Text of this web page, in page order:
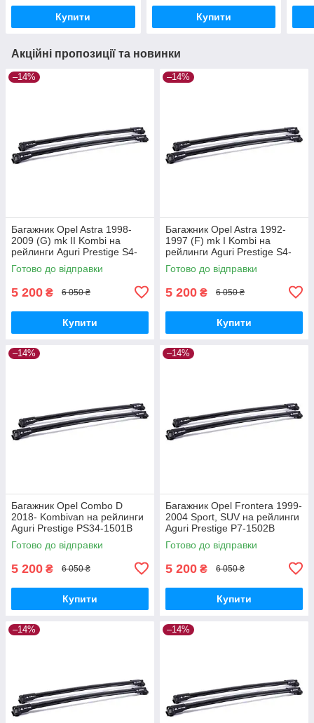
Купити Купити
Акційні пропозиції та новинки
–14%
Багажник Opel Astra 1998-
2009 (G) mk II Kombi на
рейлинги Aguri Prestige S4-
1499B
Готово до відправки
5 200 ₴ 6 050 ₴
Купити
–14%
Багажник Opel Astra 1992-
1997 (F) mk I Kombi на
рейлинги Aguri Prestige S4-
1500B
Готово до відправки
5 200 ₴ 6 050 ₴
Купити
–14%
Багажник Opel Combo D
2018- Kombivan на рейлинги
Aguri Prestige PS34-1501B
Готово до відправки
5 200 ₴ 6 050 ₴
Купити
–14%
Багажник Opel Frontera 1999-
2004 Sport, SUV на рейлинги
Aguri Prestige P7-1502B
Готово до відправки
5 200 ₴ 6 050 ₴
Купити
–14% –14%